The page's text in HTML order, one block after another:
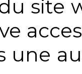
site
une